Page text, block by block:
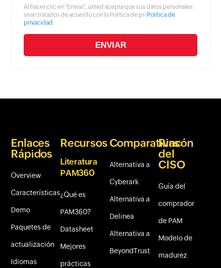
Al hacer clic en "Enviar", usted acepta que sus datos personales
sean tratados de acuerdo con la Política de pri Política de
privacidad .
Enlaces
Rápidos
Overview
Características
Demo
Paquetes de
actualización
Idiomas
Recursos
Literatura
PAM360
¿Qué es
PAM360?
Datasheet
Mejores
prácticas
Comparativas
Alternativa a
Cyberark
Alternativa a
Delinea
Alternativa a
BeyondTrust
Rincón
del
CISO
Guía del
comprador
de PAM
Modelo de
madurez